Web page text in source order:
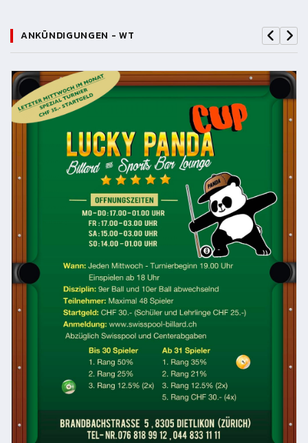
ANKÜNDIGUNGEN - WT